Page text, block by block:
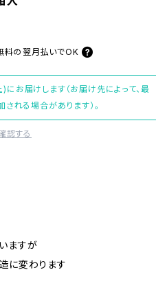
料の 翌月払いでOK
お届けします（お届け先によって、最
れる場合があります）。
認する
ますが
に変わります